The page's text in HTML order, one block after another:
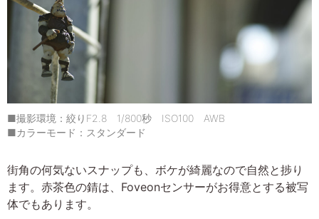
■撮影環境：絞りF2.8 1/800秒 ISO100 AWB
■カラーモード：スタンダード
街角の何気ないスナップも、ボケが綺麗なので自然と捗り
ます。赤茶色の錆は、Foveonセンサーがお得意とする被写
体でもあります。